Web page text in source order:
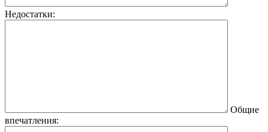
Недостатки:
Общие
впечатления: